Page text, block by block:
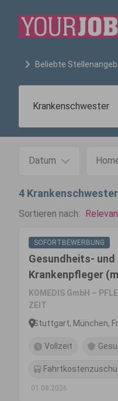
Beliebte
Datum
4 Krankenschwester
Sortieren nach:
SOFORTBEWERBUNG
Gesundheits- und
Krankenpfleger
KOMEDIS GmbH –
ZEIT
Stuttgart, München,
Vollzeit
01.08.2026